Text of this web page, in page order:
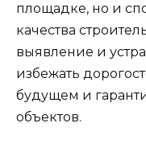
площадке, но и
качества
выявление и
избежать
будущем и
объектов.